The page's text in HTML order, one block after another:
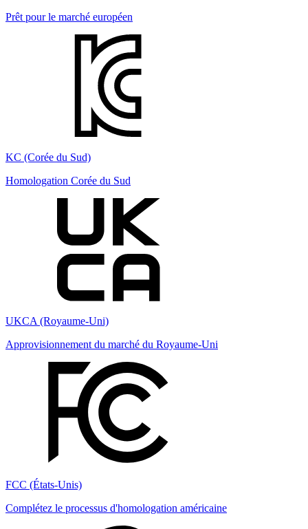
Prêt pour le marché européen
KC (Corée du Sud)
Homologation Corée du Sud
UKCA (Royaume-Uni)
Approvisionnement du marché du Royaume-Uni
FCC (États-Unis)
Complétez le processus d'homologation américaine